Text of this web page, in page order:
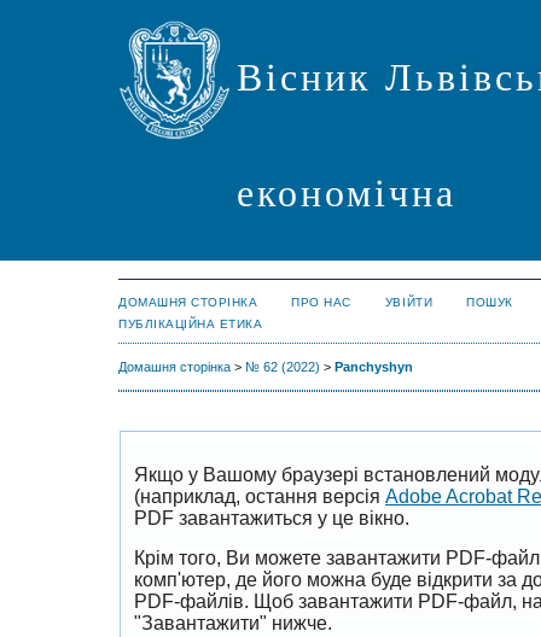
Вісник
економічна
ДОМАШНЯ СТОРІНКА ПРО НАС УВІЙТИ
ПОШУК
ПУБЛІКАЦІЙНА ЕТИКА
Домашня сторінка > № 62 (2022) > Panchyshyn
Якщо у Вашому браузері встановлений
(наприклад, остання версія Adobe Acrobat
PDF завантажиться у це вікно.
Крім того, Ви можете завантажити PDF-
комп'ютер, де його можна буде відкрити за
PDF-файлів. Щоб завантажити PDF-файл,
"Завантажити" нижче.